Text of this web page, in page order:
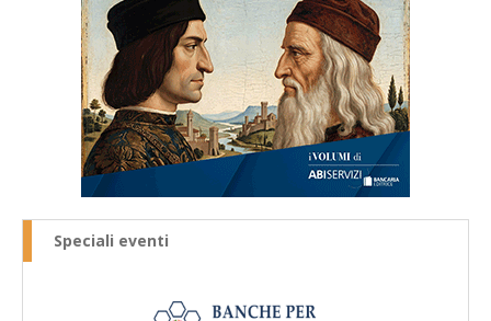
Speciali eventi